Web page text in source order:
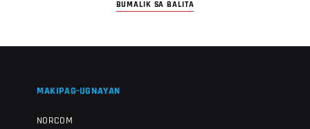
BUMALIK SA BALITA
MAKIPAG-UGNAYAN
NORCOM